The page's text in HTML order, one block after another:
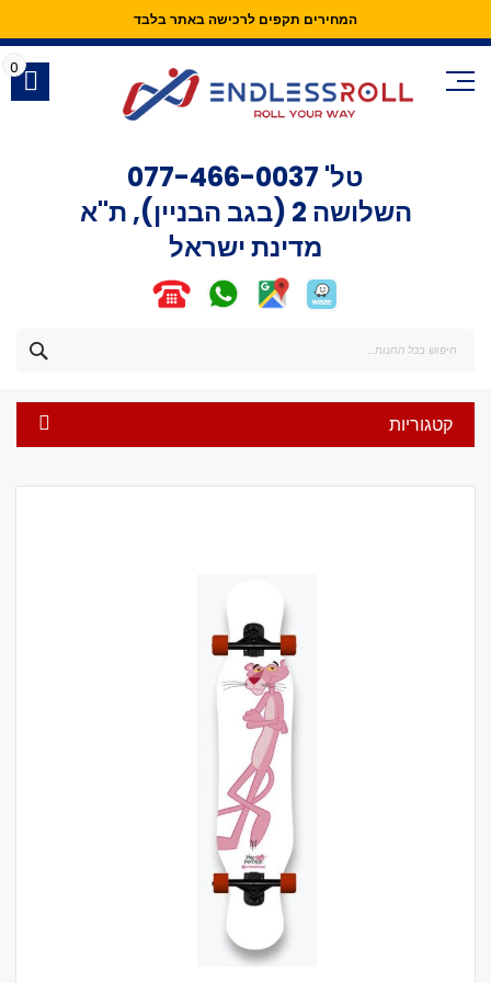
המחירים תקפים לרכישה באתר בלבד
Skip
Content
טל' 077-466-0037
השלושה 2 (בגב הבניין), ת"א
מדינת ישראל
0
קטגוריות